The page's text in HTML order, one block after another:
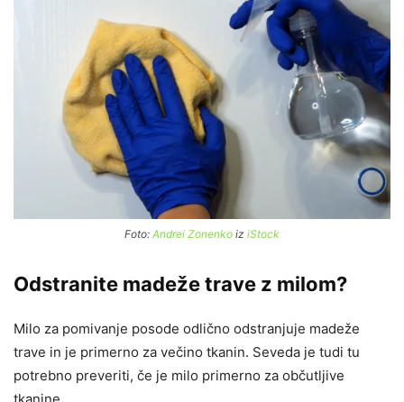
Foto: Andrei Zonenko iz iStock
Odstranite madeže trave z milom?
Milo za pomivanje posode odlično odstranjuje madeže
trave in je primerno za večino tkanin. Seveda je tudi tu
potrebno preveriti, če je milo primerno za občutljive
tkanine.